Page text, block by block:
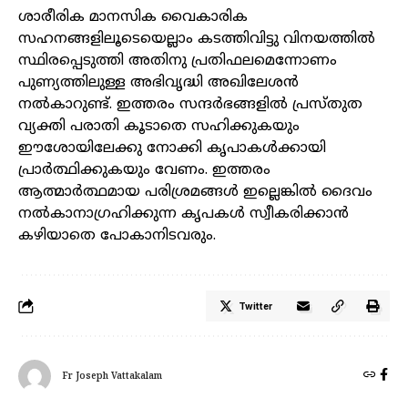
ശാരീരിക മാനസിക വൈകാരിക
സഹനങ്ങളിലൂടെയെല്ലാം കടത്തിവിട്ടു വിനയത്തിൽ
സ്ഥിരപ്പെടുത്തി അതിനു പ്രതിഫലമെന്നോണം
പുണ്യത്തിലുള്ള അഭിവൃദ്ധി അഖിലേശൻ
നൽകാറുണ്ട്. ഇത്തരം സന്ദർഭങ്ങളിൽ പ്രസ്തുത
വ്യക്തി പരാതി കൂടാതെ സഹിക്കുകയും
ഈശോയിലേക്കു നോക്കി കൃപാകൾക്കായി
പ്രാർത്ഥിക്കുകയും വേണം. ഇത്തരം
ആത്മാർത്ഥമായ പരിശ്രമങ്ങൾ ഇല്ലെങ്കിൽ ദൈവം
നൽകാനാഗ്രഹിക്കുന്ന കൃപകൾ സ്വീകരിക്കാൻ
കഴിയാതെ പോകാനിടവരും.
Twitter
Fr Joseph Vattakalam